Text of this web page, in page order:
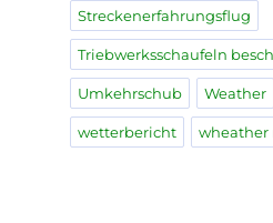
Streckenerfahrungsflug
Triebwerksschaufeln
Umkehrschub Weather
wetterbericht wheather